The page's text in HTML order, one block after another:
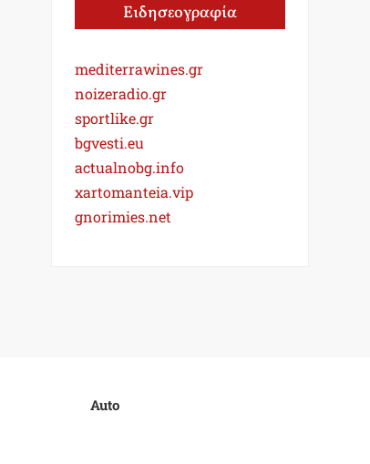
Ειδησεογραφία
mediterrawines.gr
noizeradio.gr
sportlike.gr
bgvesti.eu
actualnobg.info
xartomanteia.vip
gnorimies.net
Auto